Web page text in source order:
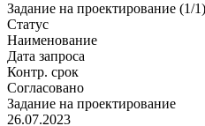
Задание на проектирование (1/1)
Статус
Наименование
Дата запроса
Контр. срок
Согласовано
Задание на проектирование
26.07.2023